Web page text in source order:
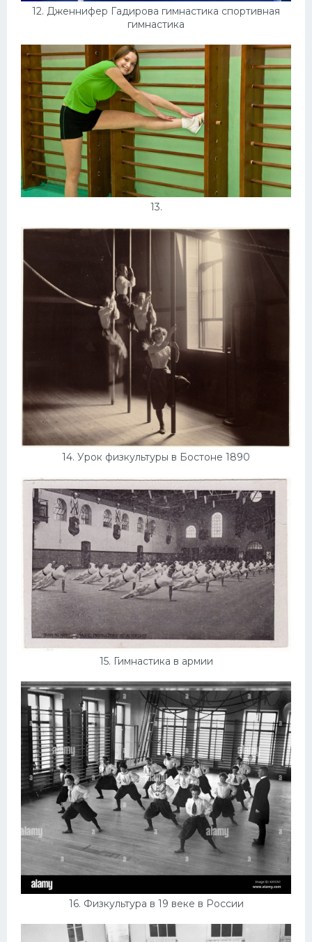
12. Дженнифер Гадирова гимнастика спортивная
гимнастика
13.
14. Урок физкультуры в Бостоне 1890
15. Гимнастика в армии
16. Физкультура в 19 веке в России